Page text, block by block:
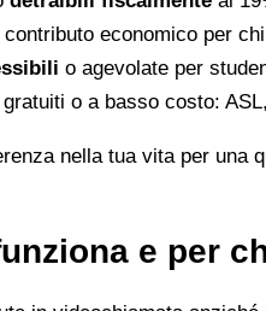
economico per
o agevolate per
gratuiti o a basso costo:
nella tua vita per
e per